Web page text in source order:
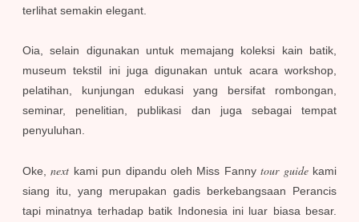
terlihat semakin elegant.
Oia, selain digunakan untuk memajang koleksi kain batik,
museum tekstil ini juga digunakan untuk acara workshop,
pelatihan, kunjungan edukasi yang bersifat rombongan,
seminar, penelitian, publikasi dan juga sebagai tempat
penyuluhan.
Oke,next kami pun dipandu oleh Miss Fannytour guidekami
siang itu, yang merupakan gadis berkebangsaan Perancis
tapi minatnya terhadap batik Indonesia ini luar biasa besar.